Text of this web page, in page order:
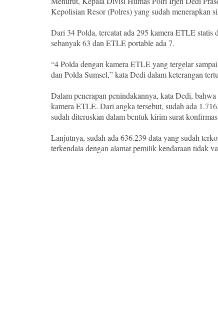
Kepolisian Resor (Polres) yang sudah menerapkan
Dari 34 Polda, tercatat ada 295 kamera ETLE
sebanyak 63 dan ETLE portable ada 7.
“4 Polda dengan kamera ETLE yang tergelar
dan Polda Sumsel,” kata Dedi dalam keterangan
Dalam penerapan penindakannya, kata Dedi,
kamera ETLE. Dari angka tersebut, sudah ada
sudah diteruskan dalam bentuk kirim surat
Lanjutnya, sudah ada 636.239 data yang sudah
terkendala dengan alamat pemilik kendaraan tidak